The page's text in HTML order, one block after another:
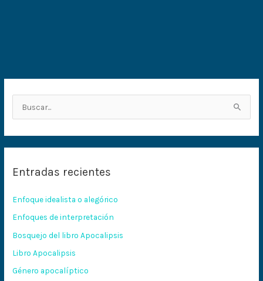
a
p
o
r
:
Entradas recientes
Enfoque idealista o alegórico
Enfoques de interpretación
Bosquejo del libro Apocalipsis
Libro Apocalipsis
Género apocalíptico